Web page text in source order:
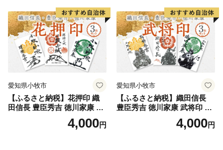
抗ウイルス効果 お取り寄せ
愛知県 小牧市 送料無料
愛知県小牧市
【ふるさと納税】花押印 織
田信長 豊臣秀吉 徳川家康 3
枚 セット 戦国 武将 小牧山城
墨絵 龍画師 書道アーティス
4,000円
愛知県小牧市
【ふるさと納税】織田信長
豊臣秀吉 徳川家康 武将印 3
枚 セット イラスト 戦国 武将
小牧山城 墨絵 龍画師 書道ア
4,000円